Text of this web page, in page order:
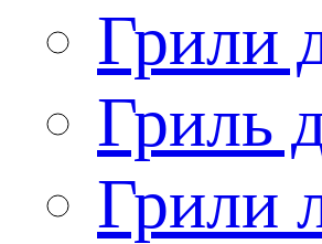
Грили
Гриль
Грили